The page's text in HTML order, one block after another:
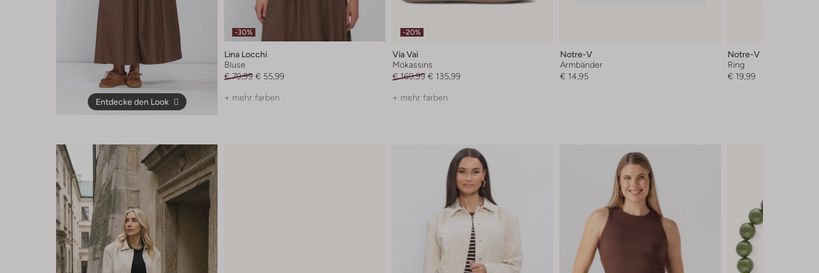
Entdecke den Look
-30%
Lina Locchi
Bluse
€ 79,99 € 55,99
+ mehr farben
-20%
Via Vai
Mokassins
€ 169,99 € 135,99
+ mehr farben
Notre-V
Armbänder
€ 14,95
Notre-V
Ring
€ 19,99